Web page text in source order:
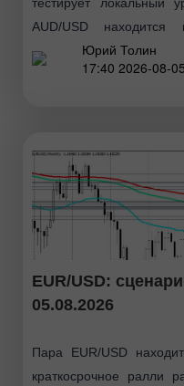
AUD/USD
краткосрочная
фундаментальными
Юрий Толин
17:40 2026-08-
EUR/USD:
05.08.2026
Пара EUR/USD
краткосрочное ралли